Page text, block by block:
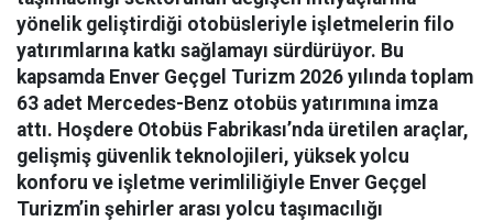
yönelik geliştirdiği otobüsleriyle işletmelerin filo
yatırımlarına katkı sağlamayı sürdürüyor. Bu
kapsamda Enver Geçgel Turizm 2026 yılında toplam
63 adet Mercedes-Benz otobüs yatırımına imza
attı. Hoşdere Otobüs Fabrikası’nda üretilen araçlar,
gelişmiş güvenlik teknolojileri, yüksek yolcu
konforu ve işletme verimliliğiyle Enver Geçgel
Turizm’in şehirler arası yolcu taşımacılığı